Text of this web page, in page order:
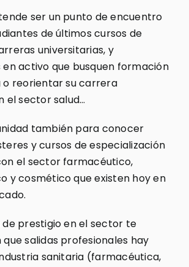
ser un punto de encuentro
de últimos cursos de
universitarias, y
activo que busquen formación
o reorientar su carrera
el sector salud…
también para conocer
y cursos de especialización
el sector farmacéutico,
y cosmético que existen hoy en
de prestigio en el sector te
salidas profesionales hay
sanitaria (farmacéutica,